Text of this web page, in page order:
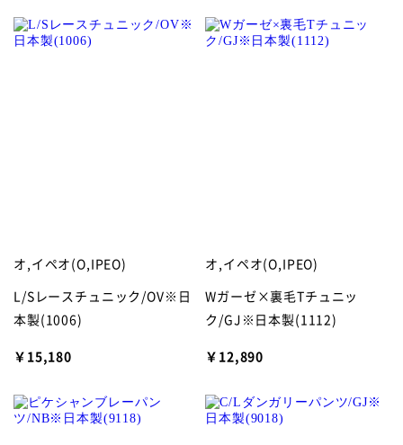
オ,イペオ(O,IPEO)
L/Sレースチュニック/OV※日
本製(1006)
￥15,180
オ,イペオ(O,IPEO)
Wガーゼ×裏毛Tチュニッ
ク/GJ※日本製(1112)
￥12,890